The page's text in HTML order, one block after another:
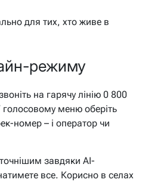
для тих, хто живе в
режиму
на гарячу лінію 0 800
меню оберіть
номер – і оператор чи
завдяки AI-
все. Корисно в селах